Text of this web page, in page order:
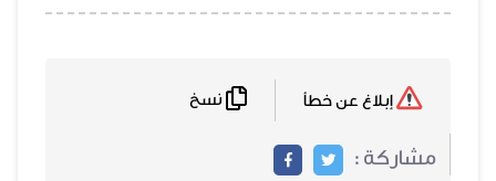
مشاركة :